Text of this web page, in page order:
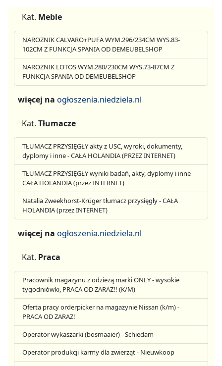
Kat. Meble
NAROŻNIK CALVARO+PUFA WYM.296/234CM WYS.83-
102CM Z FUNKCJA SPANIA OD DEMEUBELSHOP
NAROŻNIK LOTOS WYM.280/230CM WYS.73-87CM Z
FUNKCJA SPANIA OD DEMEUBELSHOP
więcej na ogłoszenia.niedziela.nl
Kat. Tłumacze
TŁUMACZ PRZYSIĘGŁY akty z USC, wyroki, dokumenty,
dyplomy i inne - CAŁA HOLANDIA (PRZEZ INTERNET)
TŁUMACZ PRZYSIĘGŁY wyniki badań, akty, dyplomy i inne
CAŁA HOLANDIA (przez INTERNET)
Natalia Zweekhorst-Krüger tłumacz przysięgły - CAŁA
HOLANDIA (przez INTERNET)
więcej na ogłoszenia.niedziela.nl
Kat. Praca
Pracownik magazynu z odzieżą marki ONLY - wysokie
tygodniówki, PRACA OD ZARAZ!! (K/M)
Oferta pracy orderpicker na magazynie Nissan (k/m) -
PRACA OD ZARAZ!
Operator wykaszarki (bosmaaier) - Schiedam
Operator produkcji karmy dla zwierząt - Nieuwkoop